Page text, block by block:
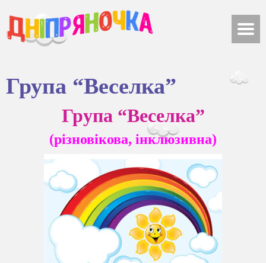
Група “Веселка”
Група “Веселка”
(різновікова, інклюзивна)